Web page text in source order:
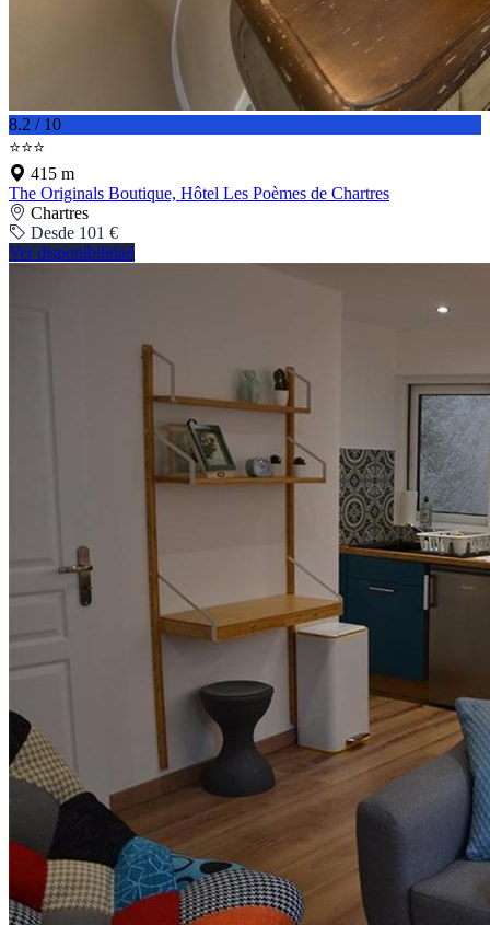
8.2 / 10
⭐⭐⭐
415 m
The Originals Boutique, Hôtel Les Poèmes de Chartres
Chartres
Desde 101 €
Ver disponibilidad